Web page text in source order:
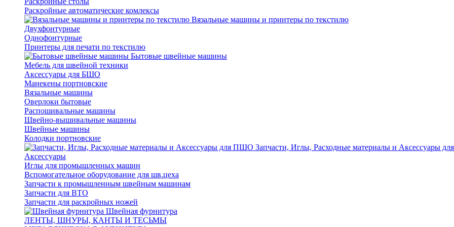
Раскройные автоматические комлексы
Вязальные машины и принтеры по текстилю
Двухфонтурные
Однофонтурные
Принтеры для печати по текстилю
Бытовые швейные машины
Мебель для швейной техники
Аксессуары для БШО
Манекены портновские
Вязальные машины
Оверлоки бытовые
Распошивальные машины
Швейно-вышивальные машины
Швейные машины
Колодки портновские
Запчасти, Иглы, Расходные материалы и Аксессуары
Аксессуары
Иглы для промышленных машин
Вспомогательное оборудование для шв.цеха
Запчасти к промышленным швейным машинам
Запчасти для ВТО
Запчасти для раскройных ножей
Швейная фурнитура
ЛЕНТЫ, ШНУРЫ, КАНТЫ И ТЕСЬМЫ